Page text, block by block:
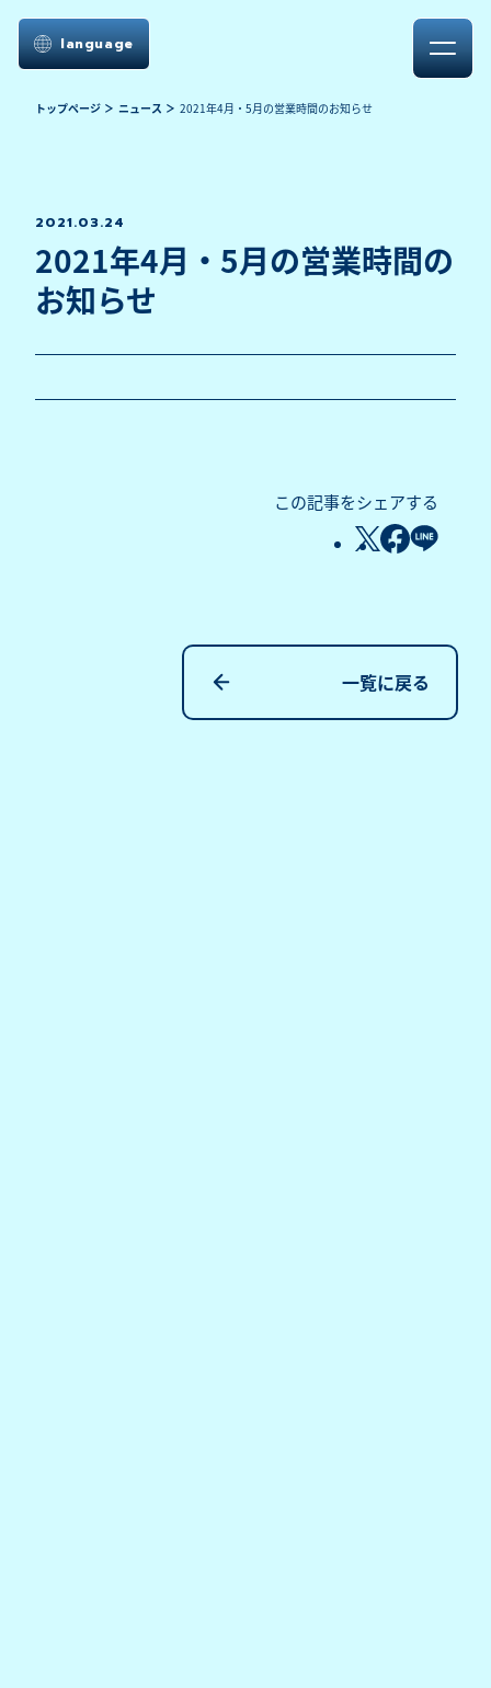
language
トップページ ニュース 2021年4月・5月の営業時間のお知らせ
2021.03.24
2021年4月・5月の営業時間の
お知らせ
この記事をシェアする
一覧に戻る